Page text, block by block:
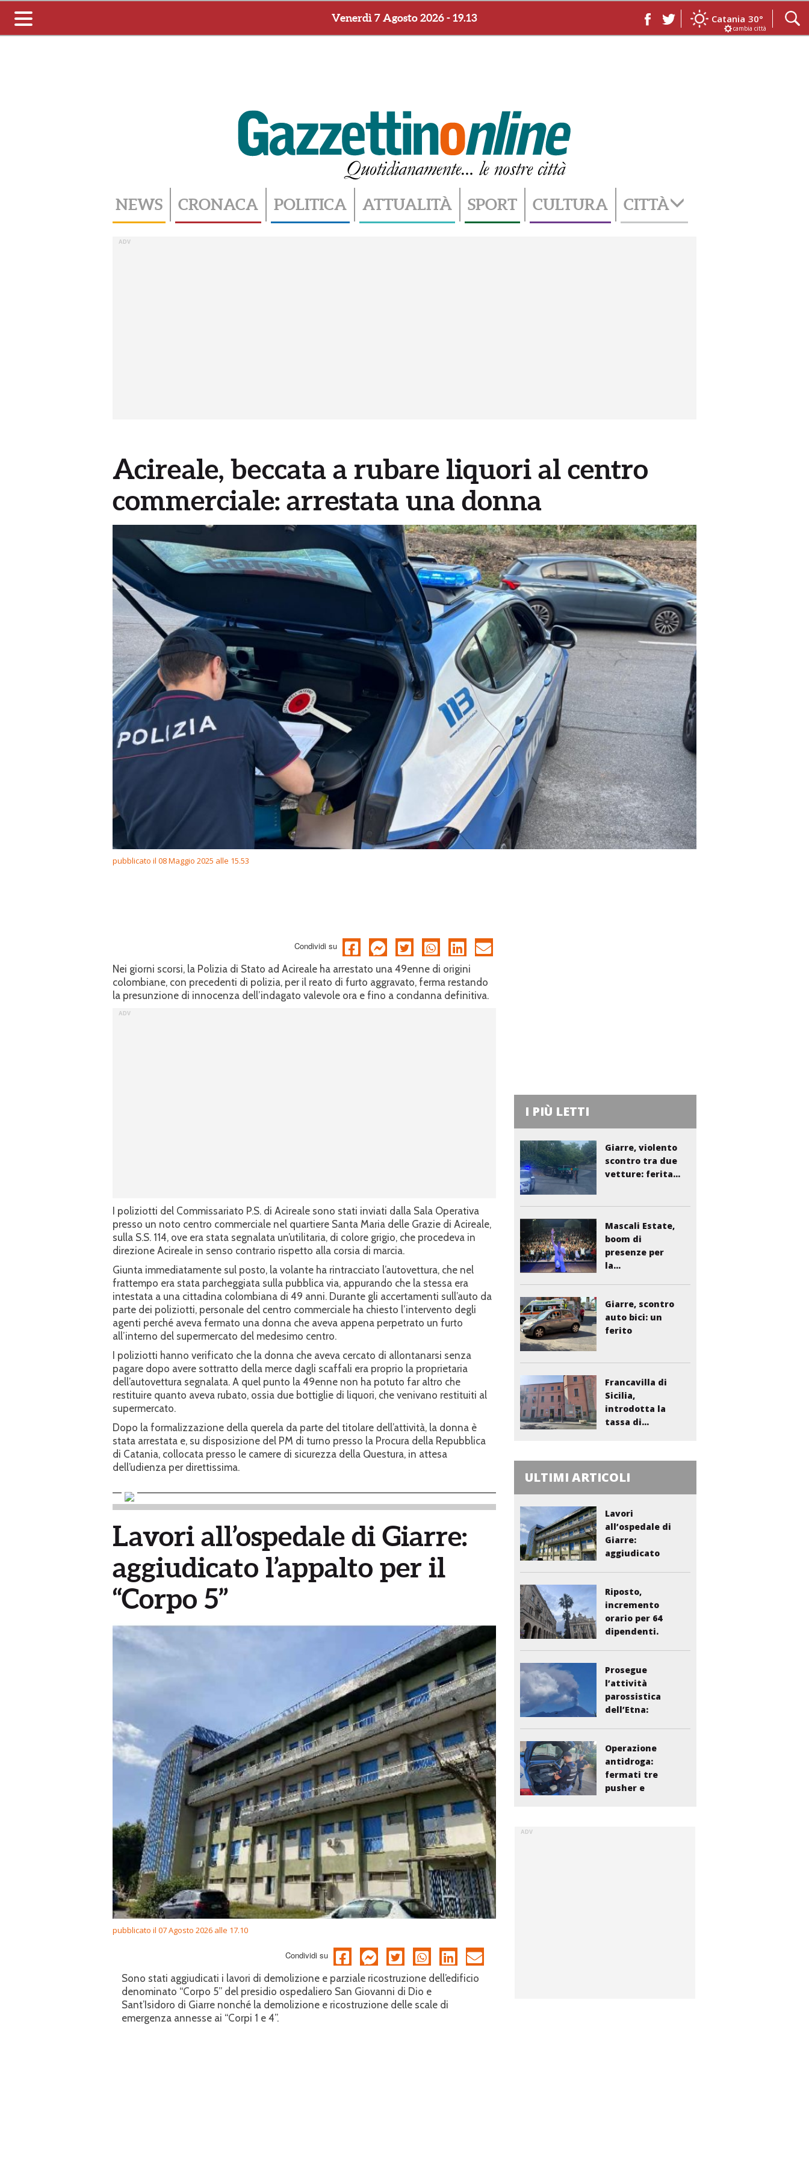
Toggle
navigation
Venerdì 7 Agosto 2026 - 19.13 Catania 30°
cambia città
NEWS CRONACA POLITICA ATTUALITÀ SPORT CULTURA CITTÀ
Acireale, beccata a rubare liquori al centro
commerciale: arrestata una donna
pubblicato il 08 Maggio 2025 alle 15.53
Condividi su
Nei giorni scorsi, la Polizia di Stato ad Acireale ha arrestato una 49enne di origini
colombiane, con precedenti di polizia, per il reato di furto aggravato, ferma restando
la presunzione di innocenza dell’indagato valevole ora e fino a condanna definitiva.
I poliziotti del Commissariato P.S. di Acireale sono stati inviati dalla Sala Operativa
presso un noto centro commerciale nel quartiere Santa Maria delle Grazie di Acireale,
sulla S.S. 114, ove era stata segnalata un’utilitaria, di colore grigio, che procedeva in
direzione Acireale in senso contrario rispetto alla corsia di marcia.
Giunta immediatamente sul posto, la volante ha rintracciato l’autovettura, che nel
frattempo era stata parcheggiata sulla pubblica via, appurando che la stessa era
intestata a una cittadina colombiana di 49 anni. Durante gli accertamenti sull’auto da
parte dei poliziotti, personale del centro commerciale ha chiesto l’intervento degli
agenti perché aveva fermato una donna che aveva appena perpetrato un furto
all’interno del supermercato del medesimo centro.
I poliziotti hanno verificato che la donna che aveva cercato di allontanarsi senza
pagare dopo avere sottratto della merce dagli scaffali era proprio la proprietaria
dell’autovettura segnalata. A quel punto la 49enne non ha potuto far altro che
restituire quanto aveva rubato, ossia due bottiglie di liquori, che venivano restituiti al
supermercato.
Dopo la formalizzazione della querela da parte del titolare dell’attività, la donna è
stata arrestata e, su disposizione del PM di turno presso la Procura della Repubblica
di Catania, collocata presso le camere di sicurezza della Questura, in attesa
dell’udienza per direttissima.
Lavori all’ospedale di Giarre:
aggiudicato l’appalto per il
“Corpo 5”
pubblicato il 07 Agosto 2026 alle 17.10
Condividi su
Sono stati aggiudicati i lavori di demolizione e parziale ricostruzione dell’edificio
denominato “Corpo 5” del presidio ospedaliero San Giovanni di Dio e
Sant’Isidoro di Giarre nonché la demolizione e ricostruzione delle scale di
emergenza annesse ai “Corpi 1 e 4”.
I PIÙ LETTI
Giarre, violento
scontro tra due
vetture: ferita...
Mascali Estate,
boom di
presenze per
la...
Giarre, scontro
auto bici: un
ferito
Francavilla di
Sicilia,
introdotta la
tassa di...
ULTIMI ARTICOLI
Lavori
all’ospedale di
Giarre:
aggiudicato
Riposto,
incremento
orario per 64
dipendenti.
Prosegue
l’attività
parossistica
dell’Etna:
Operazione
antidroga:
fermati tre
pusher e